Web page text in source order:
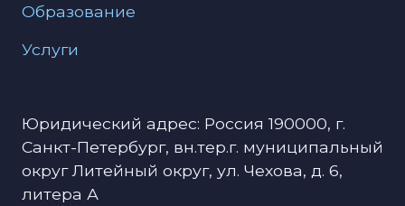
Образование
Услуги
Юридический адрес: Россия 190000, г.
Санкт-Петербург, вн.тер.г. муниципальный
округ Литейный округ, ул. Чехова, д. 6,
литера А